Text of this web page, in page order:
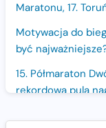
Maratonu, 17.
Motywacja do
być
15. Półmaraton
rekordową pulą